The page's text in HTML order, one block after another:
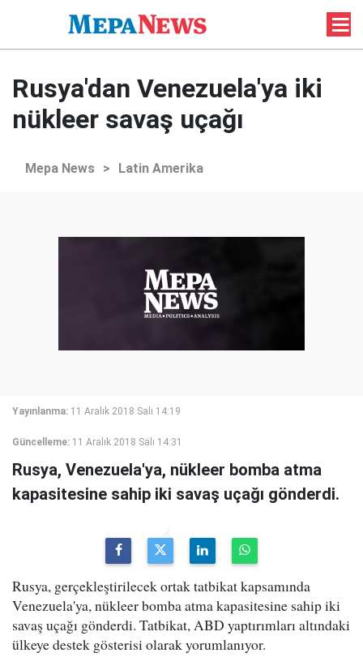
Rusya'dan Venezuela'ya iki
nükleer savaş uçağı
Mepa News > Latin Amerika
Yayınlanma: 11 Aralık 2018 Salı 14:19
Güncelleme: 11 Aralık 2018 Salı 14:31
Rusya, Venezuela'ya, nükleer bomba atma
kapasitesine sahip iki savaş uçağı gönderdi.
Rusya, gerçekleştirilecek ortak tatbikat kapsamında
Venezuela'ya, nükleer bomba atma kapasitesine sahip iki
savaş uçağı gönderdi. Tatbikat, ABD yaptırımları altındaki
ülkeye destek gösterisi olarak yorumlanıyor.